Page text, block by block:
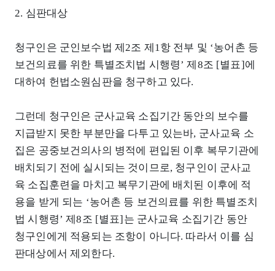
2. 심판대상
청구인은 군인보수법 제2조 제1항 전부 및 ‘농어촌 등
보건의료를 위한 특별조치법 시행령’ 제8조 [별표]에
대하여 헌법소원심판을 청구하고 있다.
그런데 청구인은 군사교육 소집기간 동안의 보수를
지급받지 못한 부분만을 다투고 있는바, 군사교육 소
집은 공중보건의사의 병적에 편입된 이후 복무기관에
배치되기 전에 실시되는 것이므로, 청구인이 군사교
육 소집훈련을 마치고 복무기관에 배치된 이후에 적
용을 받게 되는 ‘농어촌 등 보건의료를 위한 특별조치
법 시행령’ 제8조 [별표]는 군사교육 소집기간 동안
청구인에게 적용되는 조항이 아니다. 따라서 이를 심
판대상에서 제외한다.